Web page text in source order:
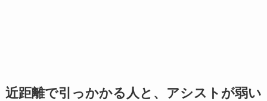
近距離で引っかかる人と、アシストが弱い